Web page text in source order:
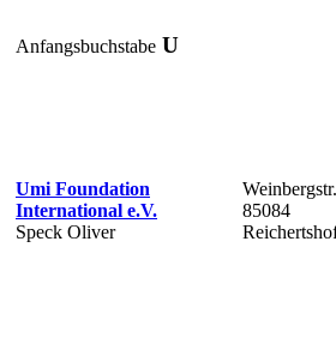
Anfangsbuchstabe U
Umi Foundation
International e.V.
Speck Oliver
85084